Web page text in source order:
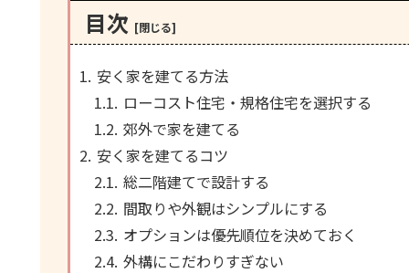
目次
安く家を建てる方法
ローコスト住宅・規格住宅を選択する
郊外で家を建てる
安く家を建てるコツ
総二階建てで設計する
間取りや外観はシンプルにする
オプションは優先順位を決めておく
外構にこだわりすぎない